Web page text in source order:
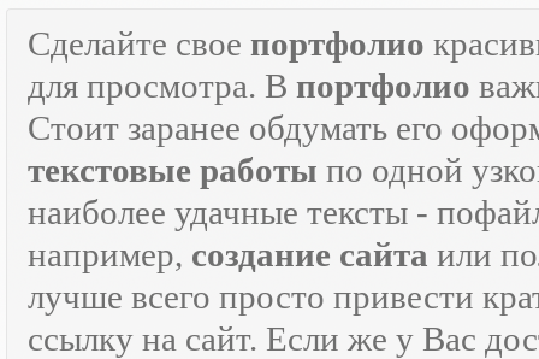
Сделайте свое портфолио
для просмотра. В портфолио
Стоит заранее обдумать его
текстовые работы по одной
наиболее удачные тексты -
например, создание сайта или
лучше всего просто привести
ссылку на сайт. Если же у Вас